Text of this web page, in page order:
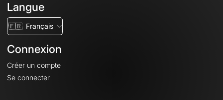
Langue
🇫🇷 Français
Connexion
Créer un compte
Se connecter